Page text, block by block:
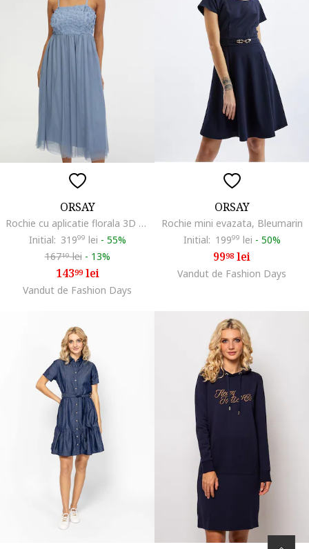
ORSAY
Rochie cu aplicatie florala 3D Empire, Albastru prafuit
Initial: 31999 lei - 55%
16719lei - 13%
14399lei
Vandut de Fashion Days
ORSAY
Rochie mini evazata, Bleumarin
Initial: 19999 lei - 50%
9998 lei
Vandut de Fashion Days